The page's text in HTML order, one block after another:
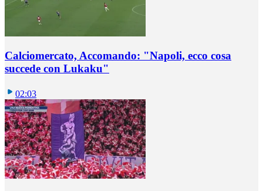
Calciomercato, Accomando: "Napoli, ecco cosa
succede con Lukaku"
02:03